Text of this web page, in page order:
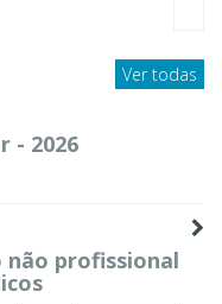
Ver todas
- 2026
não profissional